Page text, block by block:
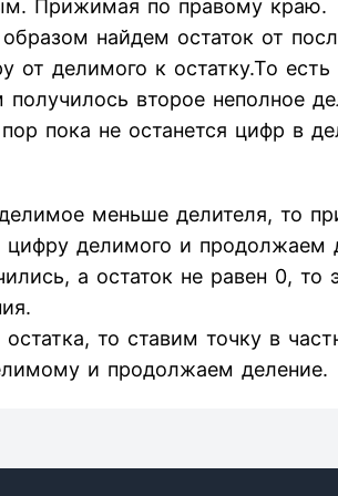
Прижимая по правому краю.
найдем остаток от
делимого к остатку.То есть
получилось второе неполное
пока не останется цифр в
меньше делителя, то
делимого и продолжаем
а остаток не равен 0, то
то ставим точку в
и продолжаем деление.